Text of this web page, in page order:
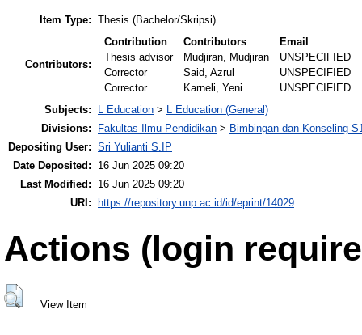
Item Type: Thesis (Bachelor/Skripsi)
Contributors:
Contribution Contributors
Email
Thesis advisor
Mudjiran, Mudjiran
UNSPECIFIED
Corrector
Said, Azrul
UNSPECIFIED
Corrector
Karneli, Yeni
UNSPECIFIED
Subjects:
L Education > L Education (General)
Divisions:
Fakultas Ilmu Pendidikan > Bimbingan dan Konseling-
Depositing User: Sri Yulianti S.IP
Date Deposited:
16 Jun 2025 09:20
Last Modified:
16 Jun 2025 09:20
URI:
https://repository.unp.ac.id/id/eprint/14029
Actions (login
View Item